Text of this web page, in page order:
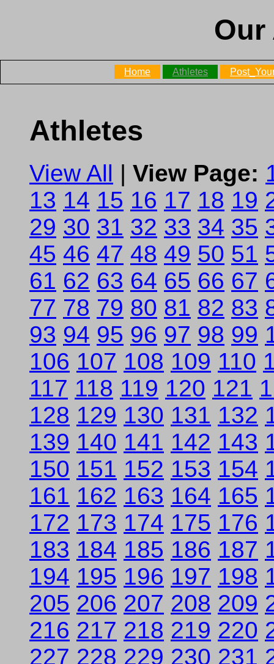
Our
Home Athletes
Athletes
View All | View Page:
13 14 15 16 17 18 19
29 30 31 32 33 34 35
45 46 47 48 49 50 51
61 62 63 64 65 66 67
77 78 79 80 81 82 83
93 94 95 96 97 98 99
106 107 108 109 110
117 118 119 120 121
128 129 130 131 132
139 140 141 142 143
150 151 152 153 154
161 162 163 164 165
172 173 174 175 176
183 184 185 186 187
194 195 196 197 198
205 206 207 208 209
216 217 218 219 220
227 228 229 230 231